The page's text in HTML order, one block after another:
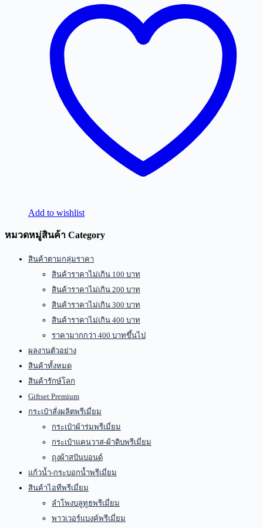
Add to wishlist
หมวดหมู่สินค้า Category
สินค้าตามกลุ่มราคา
สินค้าราคาไม่เกิน 100 บาท
สินค้าราคาไม่เกิน 200 บาท
สินค้าราคาไม่เกิน 300 บาท
สินค้าราคาไม่เกิน 400 บาท
ราคามากกว่า 400 บาทขึ้นไป
ผลงานตัวอย่าง
สินค้าทั้งหมด
สินค้ารักษ์โลก
Giftset Premium
กระเป๋าสั่งผลิตพรีเมี่ยม
กระเป๋าผ้าร่มพรีเมี่ยม
กระเป๋าแคนวาส-ผ้าดิบพรีเมี่ยม
ถุงผ้าสปันบอนด์
แก้วน้ำ-กระบอกน้ำพรีเมี่ยม
สินค้าไอทีพรีเมี่ยม
ลำโพงบลูทูธพรีเมี่ยม
พาวเวอร์แบงค์พรีเมี่ยม